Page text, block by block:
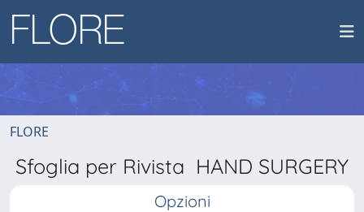
FLORE
Sfoglia per Rivista HAND SURGERY
Opzioni